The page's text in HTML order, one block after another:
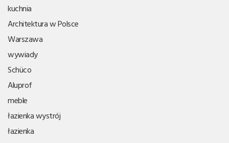
kuchnia
Architektura w Polsce
Warszawa
wywiady
Schüco
Aluprof
meble
łazienka wystrój
łazienka